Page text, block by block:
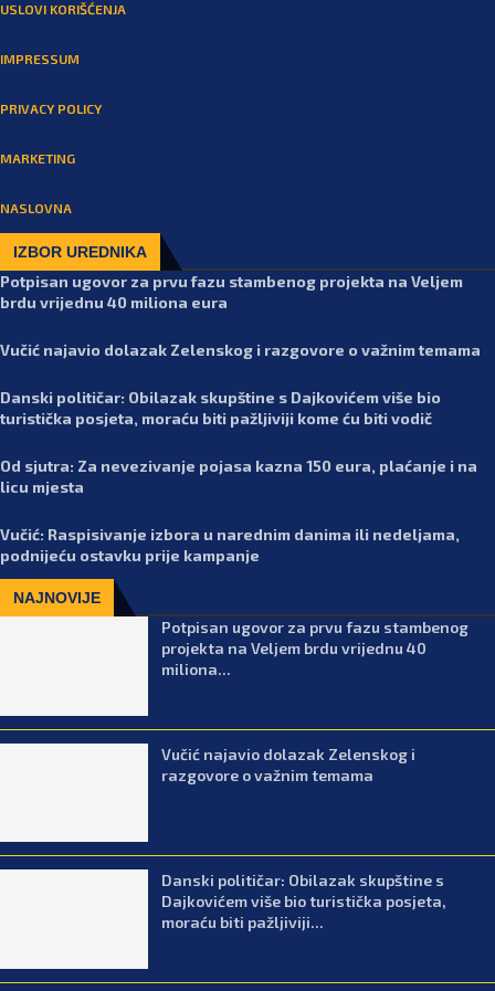
USLOVI KORIŠĆENJA
IMPRESSUM
PRIVACY POLICY
MARKETING
NASLOVNA
IZBOR UREDNIKA
Potpisan ugovor za prvu fazu stambenog projekta na Veljem
brdu vrijednu 40 miliona eura
Vučić najavio dolazak Zelenskog i razgovore o važnim temama
Danski političar: Obilazak skupštine s Dajkovićem više bio
turistička posjeta, moraću biti pažljiviji kome ću biti vodič
Od sjutra: Za nevezivanje pojasa kazna 150 eura, plaćanje i na
licu mjesta
Vučić: Raspisivanje izbora u narednim danima ili nedeljama,
podnijeću ostavku prije kampanje
NAJNOVIJE
Potpisan ugovor za prvu fazu stambenog
projekta na Veljem brdu vrijednu 40
miliona...
Vučić najavio dolazak Zelenskog i
razgovore o važnim temama
Danski političar: Obilazak skupštine s
Dajkovićem više bio turistička posjeta,
moraću biti pažljiviji...